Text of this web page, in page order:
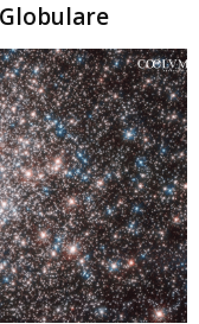
Globulare